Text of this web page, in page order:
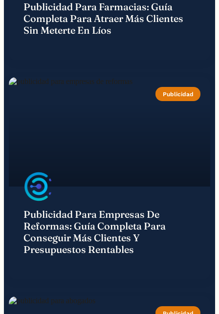
Publicidad Para Farmacias: Guía
Completa Para Atraer Más Clientes
Sin Meterte En Líos
Publicidad
Publicidad Para Empresas De
Reformas: Guía Completa Para
Conseguir Más Clientes Y
Presupuestos Rentables